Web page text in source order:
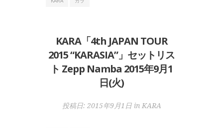
KARA「4th JAPAN TOUR
2015 “KARASIA”」セットリス
ト Zepp Namba 2015年9月1
日(火)
投稿日: 2015年9月1日in KARA